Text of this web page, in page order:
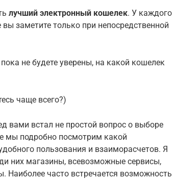
лучший электронный кошелек. У каждого
заметите только при непосредственной
не будете уверены, на какой кошелек
чаще всего?)
вами встал не простой вопрос о выборе
мы подробно посмотрим какой
пользования и взаиморасчетов. Я
них магазины, всевозможные сервисы,
Наиболее часто встречается возможность